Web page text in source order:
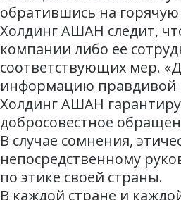
обратившись на
Холдинг АШАН следит,
компании либо ее
соответствующих мер.
информацию правдивой
Холдинг АШАН
добросовестное
В случае сомнения,
непосредственному
по этике своей страны.
В каждой стране и